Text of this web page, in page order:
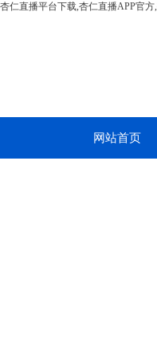
杏仁直播平台下载,杏仁直播APP官
网站首页